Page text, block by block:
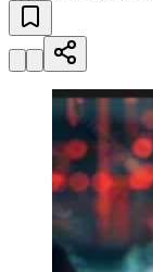
Bragantino